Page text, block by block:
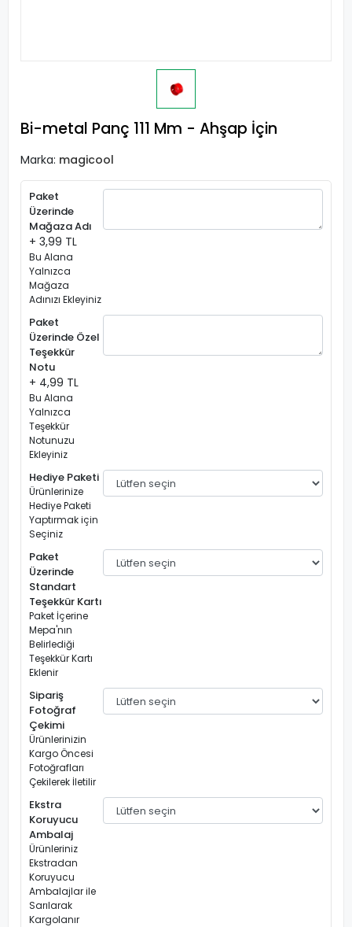
Bi-metal Panç 111 Mm - Ahşap İçin
Marka: magicool
Paket
Üzerinde
Mağaza Adı
+ 3,99 TL
Bu Alana
Yalnızca
Mağaza
Adınızı Ekleyiniz
Paket
Üzerinde Özel
Teşekkür
Notu
+ 4,99 TL
Bu Alana
Yalnızca
Teşekkür
Notunuzu
Ekleyiniz
Hediye Paketi
Ürünlerinize
Hediye Paketi
Yaptırmak için
Seçiniz
Paket
Üzerinde
Standart
Teşekkür Kartı
Paket İçerine
Mepa'nın
Belirlediği
Teşekkür Kartı
Eklenir
Sipariş
Fotoğraf
Çekimi
Ürünlerinizin
Kargo Öncesi
Fotoğrafları
Çekilerek İletilir
Ekstra
Koruyucu
Ambalaj
Ürünleriniz
Ekstradan
Koruyucu
Ambalajlar ile
Sarılarak
Kargolanır